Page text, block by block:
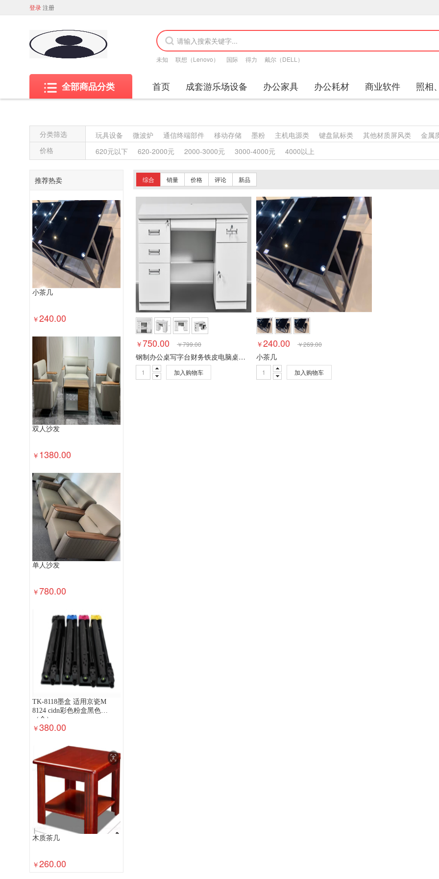
登录注册
未知 联想（Lenovo） 国际 得力 戴尔（DELL）
全部商品分类 首页 成套游乐场设备 办公家具 办公耗材 商业软件 照相
分类筛选 玩具设备 微波炉 通信终端部件 移动存储 墨粉 主机电源类 键盘鼠标类 其他材质屏风类 金属
其他材质架类
金属质架类 木质架类 其他柜类 金属质柜类 保险柜
竹制、藤制等类似材料沙发类
木骨架沙发类 金属骨架沙发类 其他椅凳类 藤椅凳类 竹制椅凳类
塑
竹制、藤制等材料椅凳类
木骨架为主的椅凳类 金属骨架为主的椅凳类
轻金属台、桌类
钢塑台、桌类 钢台、桌类 钢木台、桌类
木制床类
色带 墨水盒 喷墨盒 粉盒 鼓粉盒
特殊照相机
专用照相机 静视频照相机 通用照相机 数字照相机 镜头及器材 通用摄像机
视频会议会议室终端
视频会议多点控制器 视频会议控制台 传真通信设备 扫描仪
投影仪
复印机 热水器 空气净化设备 空调机 电风扇 普通电视设备（电视机）
喷墨打印机
防火墙 不间断电源（UPS） 服务器 其他交换设备 以太网交换机
便携式计算机
台式计算机（含一体机台式电脑）
价格
620元以下 620-2000元 2000-3000元 3000-4000元 4000以上
推荐热卖
小茶几
￥240.00
双人沙发
￥ 1380.00
单人沙发
￥780.00
TK-8118墨盒 适用京瓷M
8124 cidn彩色粉盒黑色
（个）
￥380.00
木质茶几
￥260.00
综合 销量 价格 评论 新品
￥750.00 ￥799.00
钢制办公桌写字台财务铁皮电脑桌子单人工作台 1.2米
加入购物车
￥240.00 ￥269.00
小茶几
加入购物车